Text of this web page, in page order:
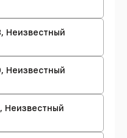
Неизвестный
Неизвестный
Неизвестный